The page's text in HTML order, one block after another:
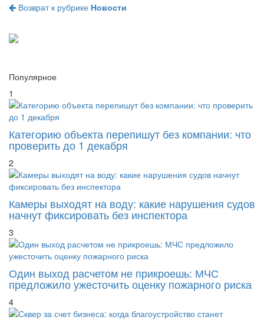
Возврат к рубрике Новости
Популярное
1
Категорию объекта перепишут без компании: что
проверить до 1 декабря
2
Камеры выходят на воду: какие нарушения судов
начнут фиксировать без инспектора
3
Один выход расчетом не прикроешь: МЧС
предложило ужесточить оценку пожарного риска
4